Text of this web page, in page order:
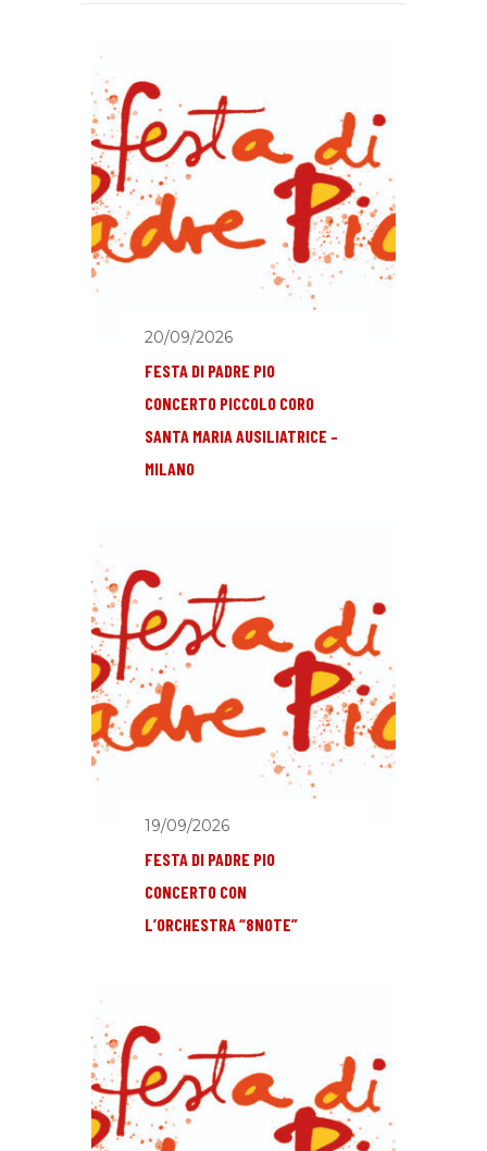
20/09/2026
FESTA DI PADRE PIO
CONCERTO PICCOLO CORO
SANTA MARIA AUSILIATRICE –
MILANO
19/09/2026
FESTA DI PADRE PIO
CONCERTO CON
L’ORCHESTRA “8NOTE”